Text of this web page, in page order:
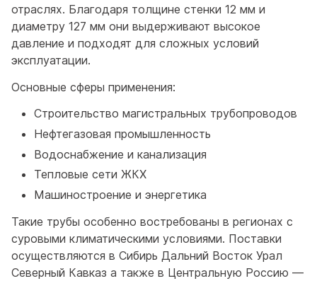
отраслях. Благодаря толщине стенки 12 мм и
диаметру 127 мм они выдерживают высокое
давление и подходят для сложных условий
эксплуатации.
Основные сферы применения:
Строительство магистральных трубопроводов
Нефтегазовая промышленность
Водоснабжение и канализация
Тепловые сети ЖКХ
Машиностроение и энергетика
Такие трубы особенно востребованы в регионах с
суровыми климатическими условиями. Поставки
осуществляются в Сибирь Дальний Восток Урал
Северный Кавказ а также в Центральную Россию —